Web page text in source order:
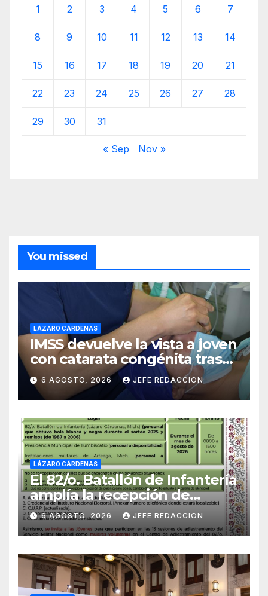
1 2 3 4 5 6 7
8 9 10 11 12 13 14
15 16 17 18 19 20 21
22 23 24 25 26 27 28
29 30 31
« Sep Nov »
You missed
LÁZARO CÁRDENAS
IMSS devuelve la vista a joven
con catarata congénita tras
23 años de limitación visual
6 AGOSTO, 2026 JEFE REDACCION
LÁZARO CÁRDENAS
El 82/o. Batallón de Infantería
amplía la recepción de
documentos para obtener La
Catilla del Servicio Militar
Nacional
6 AGOSTO, 2026 JEFE REDACCION